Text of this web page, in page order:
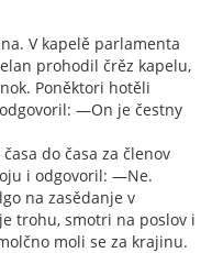
V kapelě parlamenta
prohodil črěz kapelu,
Poněktori hotěli
—On je čestny
do časa za členov
i odgovoril: —Ne.
na zasědanje v
trohu, smotri na poslov i
moli se za krajinu.